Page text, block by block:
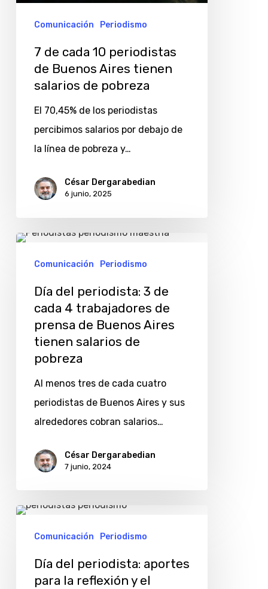
Buenos
tienen
salarios
pobreza
Comunicación Periodismo
7 de cada 10 periodistas
de Buenos Aires tienen
salarios de pobreza
El 70,45% de los periodistas
percibimos salarios por debajo de
la línea de pobreza y…
César Dergarabedian
6 junio, 2025
Día
cada
Buenos
Aires
tienen
salarios
Comunicación Periodismo
Día del periodista: 3 de
cada 4 trabajadores de
prensa de Buenos Aires
tienen salarios de
pobreza
Al menos tres de cada cuatro
periodistas de Buenos Aires y sus
alrededores cobran salarios…
César Dergarabedian
7 junio, 2024
Día
aportes
Comunicación Periodismo
Día del periodista: aportes
para la reflexión y el